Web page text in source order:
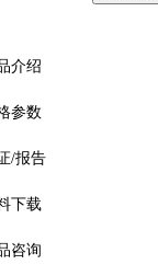
介绍
参数
/报告
下载
咨询